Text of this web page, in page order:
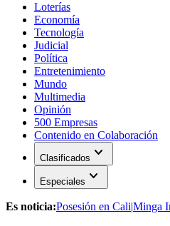
Loterías
Economía
Tecnología
Judicial
Política
Entretenimiento
Mundo
Multimedia
Opinión
500 Empresas
Contenido en Colaboración
Clasificados expand_more
Especiales expand_more
Es noticia:Posesión en Cali|Minga